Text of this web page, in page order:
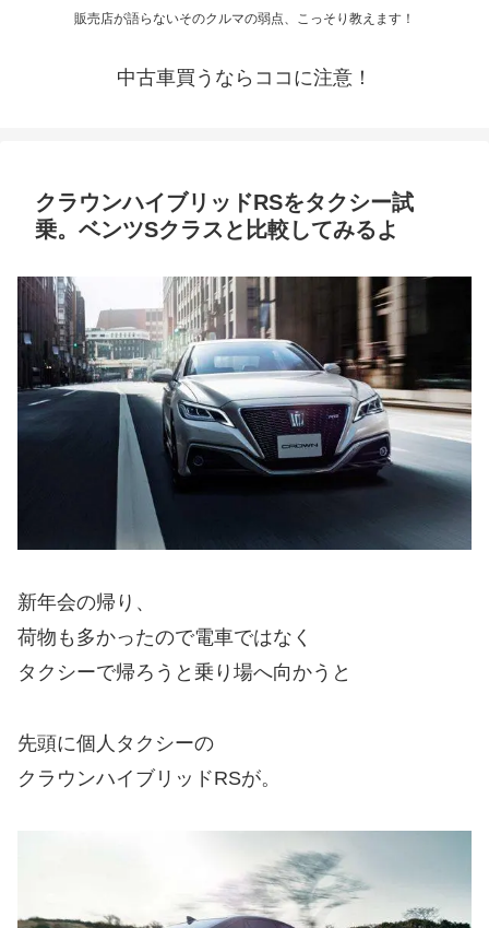
販売店が語らないそのクルマの弱点、こっそり教えます！
中古車買うならココに注意！
クラウンハイブリッドRSをタクシー試
乗。ベンツSクラスと比較してみるよ
新年会の帰り、
荷物も多かったので電車ではなく
タクシーで帰ろうと乗り場へ向かうと
先頭に個人タクシーの
クラウンハイブリッドRSが。